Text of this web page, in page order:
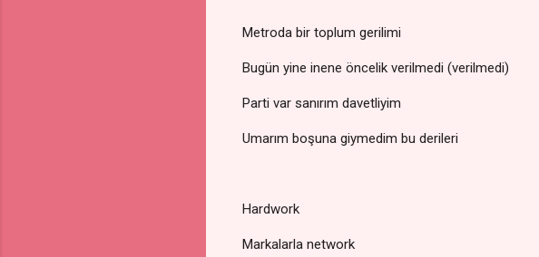
Metroda bir toplum gerilimi
Bugün yine inene öncelik verilmedi (verilmedi)
Parti var sanırım davetliyim
Umarım boşuna giymedim bu derileri
Hardwork
Markalarla network